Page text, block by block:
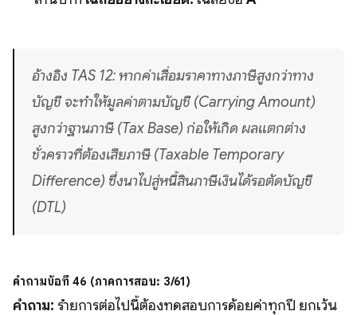
อ้างอิง TAS 12: หากค่าเสื่อมราคาทางภาษีสูงกว่าทาง
บัญชี จะทำให้มูลค่าตามบัญชี (Carrying Amount)
สูงกว่าฐานภาษี (Tax Base) ก่อให้เกิด ผลแตกต่าง
ชั่วคราวที่ต้องเสียภาษี (Taxable Temporary
Difference) ซึ่งนาไปสู่หนี้สินภาษีเงินได้รอตัดบัญชี
(DTL)
คำถามข้อที่ 46 (ภาคการสอบ: 3/61)
คำถาม: รำยการต่อไปนี้ต้องทดสอบการด้อยค่าทุกปี ยกเว้น